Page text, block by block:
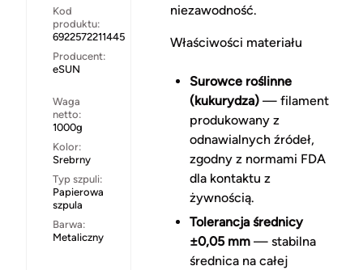
Kod
produktu:
6922572211445
Producent:
eSUN
Waga
netto:
1000g
Kolor:
Srebrny
Typ szpuli:
Papierowa
szpula
Barwa:
Metaliczny
niezawodność.
Właściwości materiału
Surowce roślinne
(kukurydza)— filament
produkowany z
odnawialnych źródeł,
zgodny z normami FDA
dla kontaktu z
żywnością.
Tolerancja średnicy
±0,05 mm— stabilna
średnica na całej